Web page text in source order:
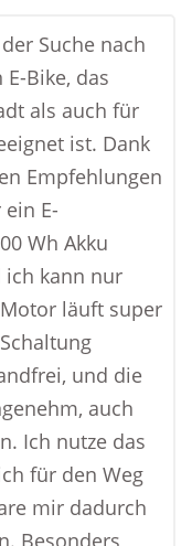
Suche nach
Bike, das
als auch für
ist. Dank
Empfehlungen
E-
Wh Akku
ich kann nur
läuft super
und die
auch
Ich nutze das
für den Weg
mir dadurch
Besonders